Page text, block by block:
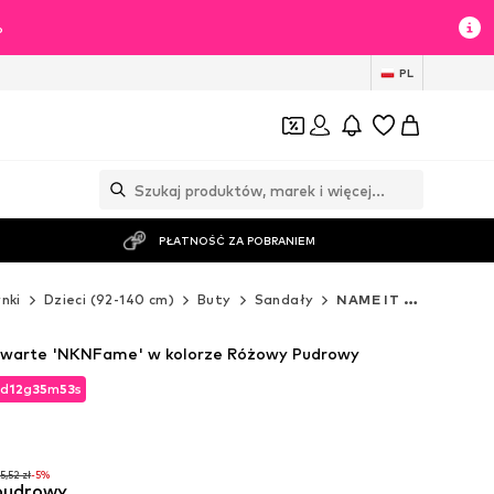
PL
PŁATNOŚĆ ZA POBRANIEM
Dzieci (92-140 cm) Buty Sandały NAME IT Sandały
d12g35m51s
zł-5%
d12g35m51s
'NKNFame' w kolorze Różowy Pudrowy